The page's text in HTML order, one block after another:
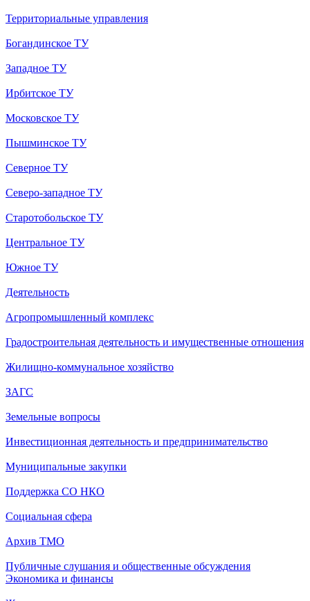
Территориальные управления
Богандинское ТУ
Западное ТУ
Ирбитское ТУ
Московское ТУ
Пышминское ТУ
Северное ТУ
Северо-западное ТУ
Старотобольское ТУ
Центральное ТУ
Южное ТУ
Деятельность
Агропромышленный комплекс
Градостроительная деятельность и имущественные отношения
Жилищно-коммунальное хозяйство
ЗАГС
Земельные вопросы
Инвестиционная деятельность и предпринимательство
Муниципальные закупки
Поддержка СО НКО
Социальная сфера
Архив ТМО
Публичные слушания и общественные обсуждения
Экономика и финансы